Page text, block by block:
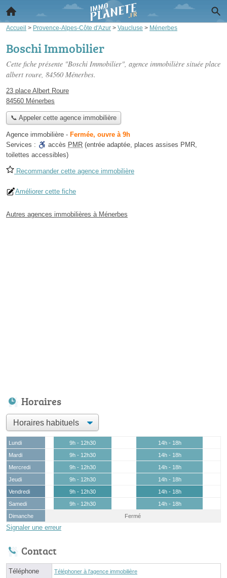
Accueil > Provence-Alpes-Côte d'Azur > Vaucluse > Ménerbes
Boschi Immobilier
Cette fiche présente "Boschi Immobilier", agence immobilière située place
albert roure, 84560 Ménerbes.
23 place Albert Roure
84560 Ménerbes
📞 Appeler cette agence immobilière
Agence immobilière - Fermée, ouvre à 9h
Services :
accès PMR (entrée adaptée, places assises PMR,
toilettes accessibles)
Recommander cette agence immobilière
Améliorer cette fiche
Autres agences immobilières à Ménerbes
Horaires
Lundi 9h - 12h30
14h - 18h
Mardi
9h - 12h30
14h - 18h
Mercredi
9h - 12h30
14h - 18h
Jeudi
9h - 12h30
14h - 18h
Vendredi
9h - 12h30
14h - 18h
Samedi
9h - 12h30
14h - 18h
Dimanche
Fermé
Signaler une erreur
Contact
Téléphone Téléphoner à l'agence immobilière